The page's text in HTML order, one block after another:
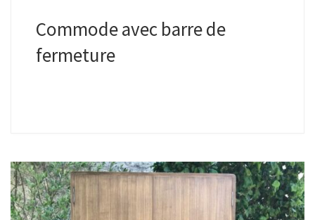
Commode avec barre de
fermeture